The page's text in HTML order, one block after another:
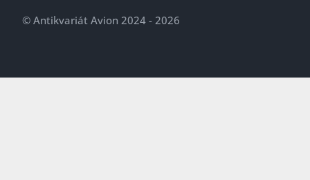
© Antikvariát Avion 2024 - 2026